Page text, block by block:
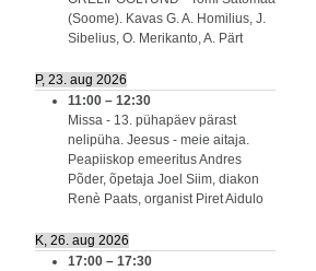
(Soome). Kavas G. A. Homilius, J.
Sibelius, O. Merikanto, A. Pärt
P, 23. aug 2026
11:00 – 12:30
Missa - 13. pühapäev pärast
nelipüha. Jeesus - meie aitaja.
Peapiiskop emeeritus Andres
Põder, õpetaja Joel Siim, diakon
Renè Paats, organist Piret Aidulo
K, 26. aug 2026
17:00 – 17:30